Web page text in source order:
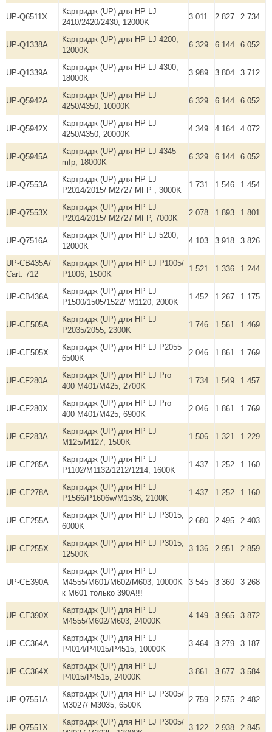
UP-Q6511X
Картридж (UP) для HP LJ
2410/2420/2430, 12000K
3 011 2 827 2 734
UP-Q1338A
Картридж (UP) для HP LJ 4200,
12000K
6 329 6 144 6 052
UP-Q1339A
Картридж (UP) для HP LJ 4300,
18000K
3 989 3 804 3 712
UP-Q5942A
Картридж (UP) для HP LJ
4250/4350, 10000K
6 329 6 144 6 052
UP-Q5942X
Картридж (UP) для HP LJ
4250/4350, 20000K
4 349 4 164 4 072
UP-Q5945A
Картридж (UP) для HP LJ 4345
mfp, 18000K
6 329 6 144 6 052
UP-Q7553A
Картридж (UP) для HP LJ
P2014/2015/ M2727 MFP , 3000K
1 731 1 546 1 454
UP-Q7553X
Картридж (UP) для HP LJ
P2014/2015/ M2727 MFP, 7000K
2 078 1 893 1 801
UP-Q7516A
Картридж (UP) для HP LJ 5200,
12000K
4 103 3 918 3 826
UP-CB435A/
Cart. 712
Картридж (UP) для HP LJ P1005/
P1006, 1500K
1 521 1 336 1 244
UP-CB436A
Картридж (UP) для HP LJ
P1500/1505/1522/ M1120, 2000K
1 452 1 267 1 175
UP-CE505A
Картридж (UP) для HP LJ
P2035/2055, 2300K
1 746 1 561 1 469
UP-CE505X
Картридж (UP) для HP LJ P2055
6500K
2 046 1 861 1 769
UP-CF280A
Картридж (UP) для HP LJ Pro
400 M401/M425, 2700K
1 734 1 549 1 457
UP-CF280X
Картридж (UP) для HP LJ Pro
400 M401/M425, 6900K
2 046 1 861 1 769
UP-CF283A
Картридж (UP) для HP LJ
M125/M127, 1500K
1 506 1 321 1 229
UP-CE285A
Картридж (UP) для HP LJ
P1102/M1132/1212/1214, 1600K
1 437 1 252 1 160
UP-CE278A
Картридж (UP) для HP LJ
P1566/P1606w/M1536, 2100K
1 437 1 252 1 160
UP-CE255A
Картридж (UP) для HP LJ P3015,
6000K
2 680 2 495 2 403
UP-CE255X
Картридж (UP) для HP LJ P3015,
12500K
3 136 2 951 2 859
UP-CE390A
Картридж (UP) для HP LJ
M4555/M601/M602/M603, 10000K
к M601 только 390А!!!
3 545 3 360 3 268
UP-CE390X
Картридж (UP) для HP LJ
M4555/M602/M603, 24000K
4 149 3 965 3 872
UP-CC364A
Картридж (UP) для HP LJ
P4014/P4015/P4515, 10000K
3 464 3 279 3 187
UP-CC364X
Картридж (UP) для HP LJ
P4015/P4515, 24000K
3 861 3 677 3 584
UP-Q7551A
Картридж (UP) для HP LJ P3005/
M3027/ М3035, 6500K
2 759 2 575 2 482
UP-Q7551X
Картридж (UP) для HP LJ P3005/
3 122 2 938 2 845